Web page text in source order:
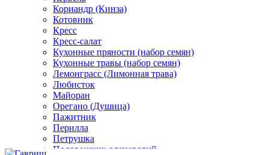
Кориандр (Кинза)
Котовник
Кресс
Кресс-салат
Кухонные пряности (набор семян)
Кухонные травы (набор семян)
Лемонграсс (Лимонная трава)
Любисток
Майоран
Орегано (Душица)
Пажитник
Перилла
Петрушка
Подорожник оленерогий